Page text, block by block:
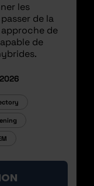
les
de la
de
de